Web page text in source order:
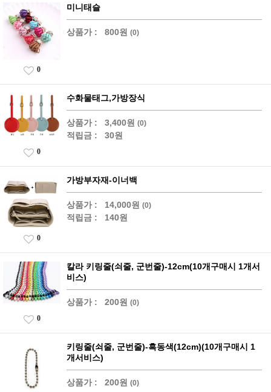
미니태슬
상품가 : 800원 (0)
0
수화물태그,가방장식
상품가 : 3,400원 (0)
적립금 : 30원
0
가방부자재-이너백
상품가 : 14,000원 (0)
적립금 : 140원
0
칼라 키링줄(쇠줄, 군번줄)-12cm(10개구매시 1개서
비스)
상품가 : 200원 (0)
0
키링줄(쇠줄, 군번줄)-흑동색(12cm)(10개구매시 1
개서비스)
상품가 : 200원 (0)